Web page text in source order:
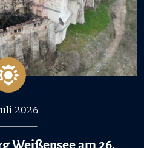
2026
Weißensee am 26.